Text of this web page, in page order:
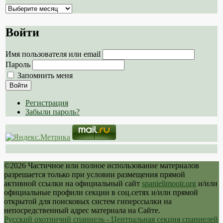
Архив
Войти
Имя пользователя или email
Пароль
Запомнить меня
Войти
Регистрация
Забыли пароль?
©2026 Частичное или полное использование материалов
разрешается только при условии размещения прямой
активной ссылки на официальный сайт spanielimooir.org и/или
официальные профили секции в соц.сетях и/или прямой
открытой для поисковых систем гиперссылки на
непосредственный адрес материала на Сайте.
Русский охотничий спаниель - Центральная секция спаниелей